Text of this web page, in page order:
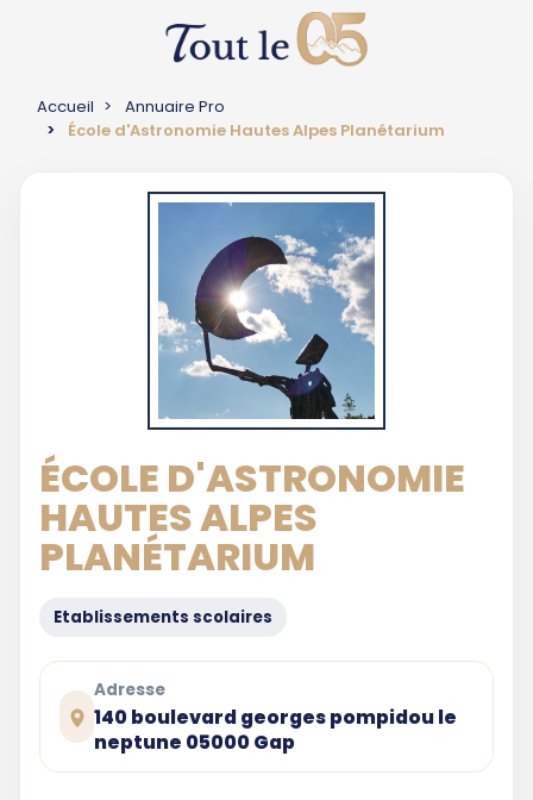
Accueil
Annuaire Pro
École d'Astronomie Hautes Alpes Planétarium
ÉCOLE D'ASTRONOMIE
HAUTES ALPES
PLANÉTARIUM
Etablissements scolaires
Adresse
140 boulevard georges pompidou le
neptune 05000 Gap